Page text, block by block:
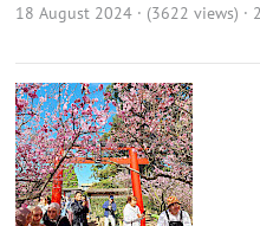
18 August 2024 · (3622 views) ·